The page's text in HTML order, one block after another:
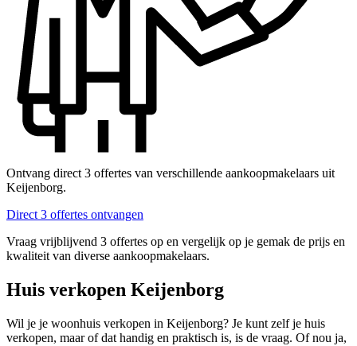
Ontvang direct 3 offertes van verschillende aankoopmakelaars uit
Keijenborg.
Direct 3 offertes ontvangen
Vraag vrijblijvend 3 offertes op en vergelijk op je gemak de prijs en
kwaliteit van diverse aankoopmakelaars.
Huis verkopen Keijenborg
Wil je je woonhuis verkopen in Keijenborg? Je kunt zelf je huis
verkopen, maar of dat handig en praktisch is, is de vraag. Of nou ja,